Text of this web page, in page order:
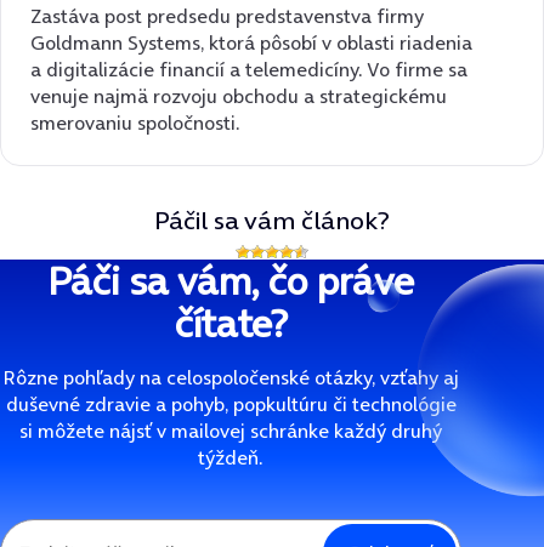
Zastáva post predsedu predstavenstva firmy
Goldmann Systems, ktorá pôsobí v oblasti riadenia
a digitalizácie financií a telemedicíny. Vo firme sa
venuje najmä rozvoju obchodu a strategickému
smerovaniu spoločnosti.
Páčil sa vám článok?
Páči sa vám, čo práve
čítate?
Rôzne pohľady na celospoločenské otázky, vzťahy aj
duševné zdravie a pohyb, popkultúru či technológie
si môžete nájsť v mailovej schránke každý druhý
týždeň.